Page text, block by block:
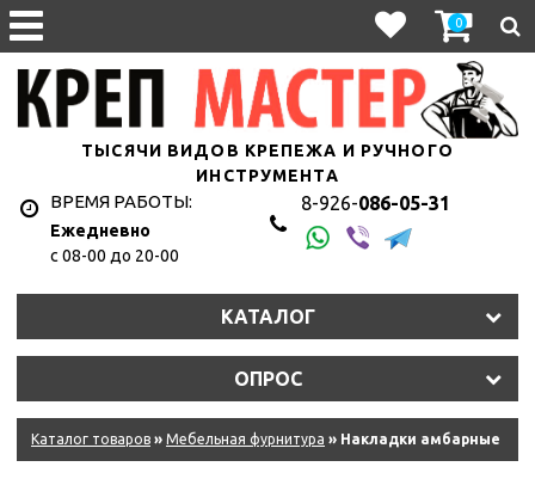
0
ТЫСЯЧИ ВИДОВ КРЕПЕЖА И РУЧНОГО
ИНСТРУМЕНТА
ВРЕМЯ РАБОТЫ:
Ежедневно
с 08-00 до 20-00
8-926-086-05-31
КАТАЛОГ
ОПРОС
Каталог товаров » Мебельная фурнитура » Накладки амбарные